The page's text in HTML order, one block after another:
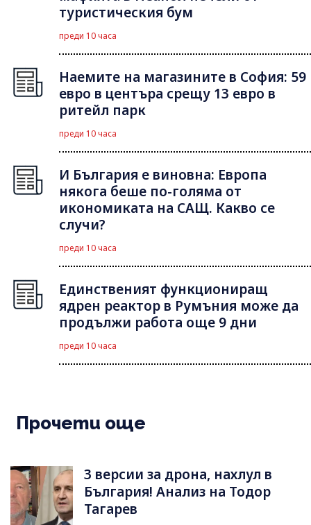
туристическия бум
преди 10 часа
Наемите на магазините в София: 59
евро в центъра срещу 13 евро в
ритейл парк
преди 10 часа
И България е виновна: Европа
някога беше по-голяма от
икономиката на САЩ. Какво се
случи?
преди 10 часа
Единственият функциониращ
ядрен реактор в Румъния може да
продължи работа още 9 дни
преди 10 часа
Прочети още
3 версии за дрона, нахлул в
България! Анализ на Тодор
Тагарев